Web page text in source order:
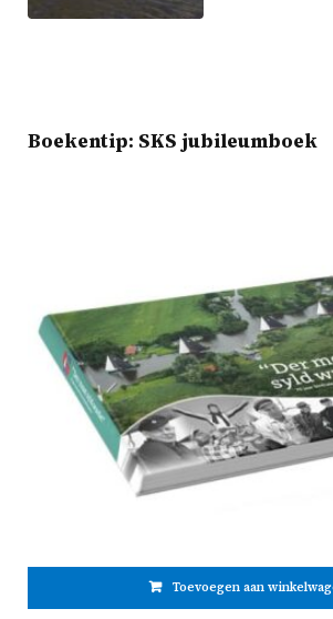
Boekentip: SKS jubileumboek
Toevoegen aan